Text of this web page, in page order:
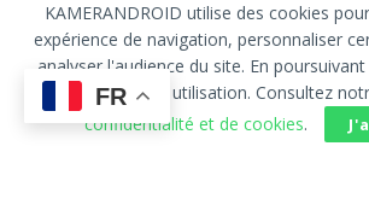
FR
KAMERANDROID utilise des cookies
expérience de navigation, personnaliser
analyser l'audience du site. En
acceptez leur utilisation. Consultez
confidentialité et de cookies.